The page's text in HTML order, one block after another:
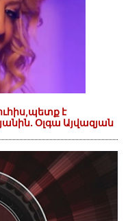
է
Օլգա Այվազյան